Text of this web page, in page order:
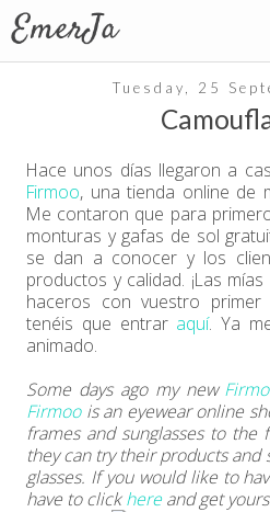
Tuesday, 25
Hace unos días llegaron a
Firmoo, una tienda online de
Me contaron que para
monturas y gafas de sol
se dan a conocer y los
productos y calidad. ¡Las
haceros con vuestro primer
tenéis que entrar aquí. Ya
animado.
Some days ago my new
Firmoois an eyewear online
frames and sunglasses to the
they can try their products
glasses. If you would like to
have to clickhere and get